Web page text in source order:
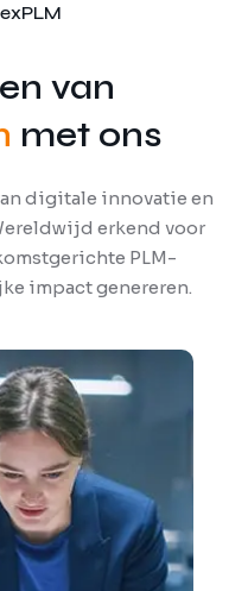
van
met ons
digitale innovatie en
erkend voor
PLM-
impact genereren.